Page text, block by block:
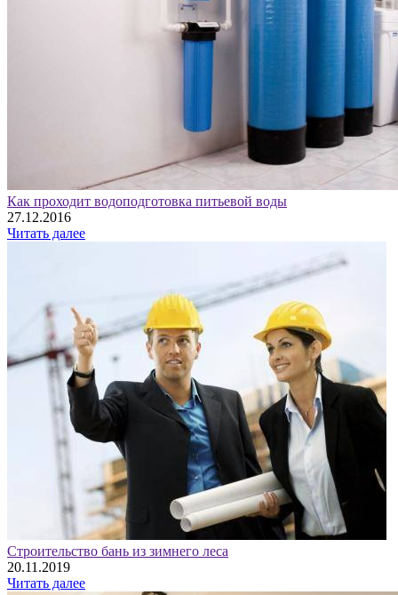
Как проходит водоподготовка питьевой воды
27.12.2016
Читать далее
Строительство бань из зимнего леса
20.11.2019
Читать далее